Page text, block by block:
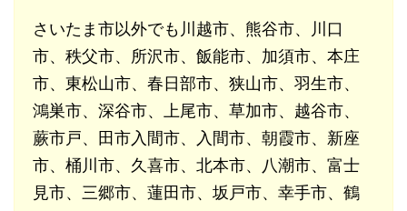
さいたま市以外でも川越市、熊谷市、川口
市、秩父市、所沢市、飯能市、加須市、本庄
市、東松山市、春日部市、狭山市、羽生市、
鴻巣市、深谷市、上尾市、草加市、越谷市、
蕨市戸、田市入間市、入間市、朝霞市、新座
市、桶川市、久喜市、北本市、八潮市、富士
見市、三郷市、蓮田市、坂戸市、幸手市、鶴